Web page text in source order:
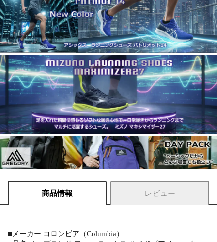
商品情報 レビュー
■メーカー コロンビア（Columbia）